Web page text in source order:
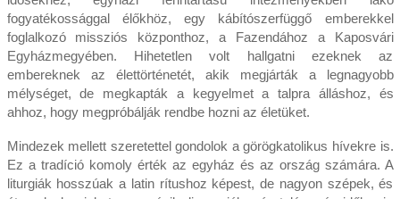
fogyatékossággal élőkhöz, egy kábítószerfüggő emberekkel
foglalkozó missziós központhoz, a Fazendához a Kaposvári
Egyházmegyében. Hihetetlen volt hallgatni ezeknek az
embereknek az élettörténetét, akik megjárták a legnagyobb
mélységet, de megkapták a kegyelmet a talpra álláshoz, és
ahhoz, hogy megpróbálják rendbe hozni az életüket.
Mindezek mellett szeretettel gondolok a görögkatolikus hívekre is.
Ez a tradíció komoly érték az egyház és az ország számára. A
liturgiák hosszúak a latin rítushoz képest, de nagyon szépek, és